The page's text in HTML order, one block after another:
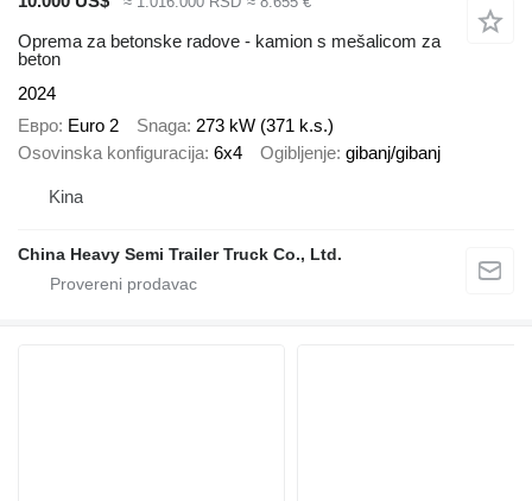
Oprema za betonske radove - kamion s mešalicom za
beton
2024
Евро Euro 2 Snaga 273 kW (371 k.s.)
Osovinska konfiguracija 6x4 Ogibljenje gibanj/gibanj
Kina
China Heavy Semi Trailer Truck Co., Ltd.